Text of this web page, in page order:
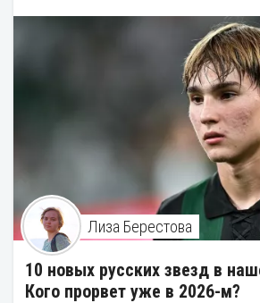
Лиза Берестова
10 новых русских звезд в
Кого прорвет уже в 2026-м?